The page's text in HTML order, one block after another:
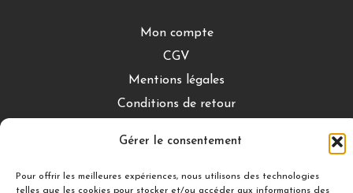
Gérer le consentement
Pour offrir les meilleures expériences, nous utilisons des technologies
telles que les cookies pour stocker et/ou accéder aux informations des
Mon compte
CGV
Mentions légales
Conditions de retour
Nuances Gourmandes